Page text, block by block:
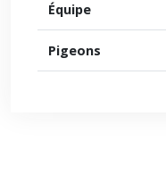
Équipe
Pigeons